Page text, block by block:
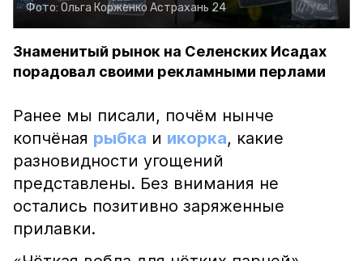
Фото: Ольга Корженко Астрахань 24
Знаменитый рынок на Селенских Исадах
порадовал своими рекламными перлами
Ранее мы писали, почём нынче
копчёная рыбка и икорка, какие
разновидности угощений
представлены. Без внимания не
остались позитивно заряженные
прилавки.